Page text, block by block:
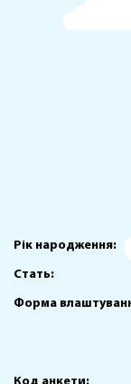
Рік народження:
Стать:
Форма